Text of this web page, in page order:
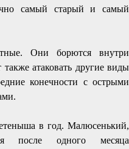
самый старый и самый
Они борются внутри
атаковать другие виды
конечности с острыми
в год. Малюсенький,
после одного месяца